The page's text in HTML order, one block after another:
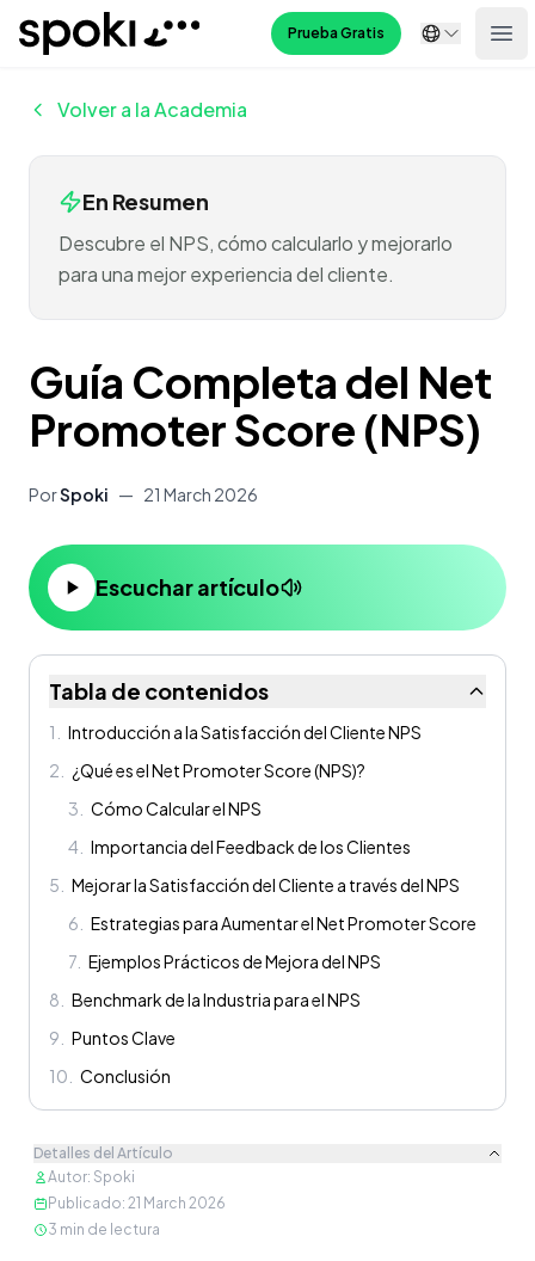
Spoki Prueba Gratis
Volver a la Academia
En Resumen
Descubre el NPS, cómo calcularlo y mejorarlo
para una mejor experiencia del cliente.
Guía Completa del Net
Promoter Score (NPS)
PorSpoki — 21 March 2026
Escuchar artículo
Tabla de contenidos
1
Introducción a la Satisfacción del Cliente NPS
2
¿Qué es el Net Promoter Score (NPS)?
3
Cómo Calcular el NPS
4
Importancia del Feedback de los Clientes
5
Mejorar la Satisfacción del Cliente a través del NPS
6
Estrategias para Aumentar el Net Promoter Score
7 Ejemplos Prácticos de Mejora del NPS
8
Benchmark de la Industria para el NPS
9
Puntos Clave
10
Conclusión
Detalles del Artículo
Autor: Spoki
Publicado: 21 March 2026
3 min de lectura